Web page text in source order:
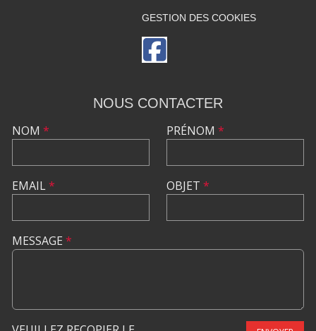
GESTION DES COOKIES
NOUS CONTACTER
NOM *
EMAIL*
PRÉNOM *
OBJET *
MESSAGE *